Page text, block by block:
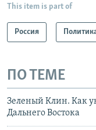
This item is part of
Россия
ПО ТЕМЕ
Зеленый Клин. Как
Дальнего Востока